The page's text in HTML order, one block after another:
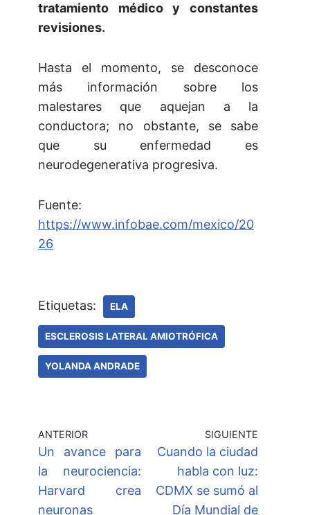
tratamiento médico y constantes
revisiones.
Hasta el momento, se desconoce
más información sobre los
malestares que aquejan a la
conductora; no obstante, se sabe
que su enfermedad es
neurodegenerativa progresiva.
Fuente:
https://www.infobae.com/mexico/20
26
Etiquetas: ELA
ESCLEROSIS LATERAL AMIOTRÓFICA
YOLANDA ANDRADE
ANTERIOR
Un avance para
la neurociencia:
Harvard crea
neuronas
SIGUIENTE
Cuando la ciudad
habla con luz:
CDMX se sumó al
Día Mundial de